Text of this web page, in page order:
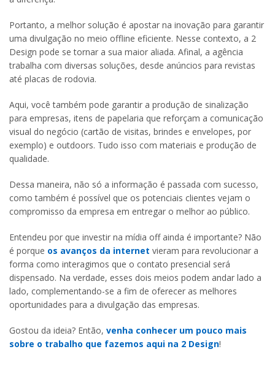
Portanto, a melhor solução é apostar na inovação para garantir
uma divulgação no meio offline eficiente. Nesse contexto, a 2
Design pode se tornar a sua maior aliada. Afinal, a agência
trabalha com diversas soluções, desde anúncios para revistas
até placas de rodovia.
Aqui, você também pode garantir a produção de sinalização
para empresas, itens de papelaria que reforçam a comunicação
visual do negócio (cartão de visitas, brindes e envelopes, por
exemplo) e outdoors. Tudo isso com materiais e produção de
qualidade.
Dessa maneira, não só a informação é passada com sucesso,
como também é possível que os potenciais clientes vejam o
compromisso da empresa em entregar o melhor ao público.
Entendeu por que investir na mídia off ainda é importante? Não
é porque os avanços da internet vieram para revolucionar a
forma como interagimos que o contato presencial será
dispensado. Na verdade, esses dois meios podem andar lado a
lado, complementando-se a fim de oferecer as melhores
oportunidades para a divulgação das empresas.
Gostou da ideia? Então, venha conhecer um pouco mais
sobre o trabalho que fazemos aqui na 2 Design!